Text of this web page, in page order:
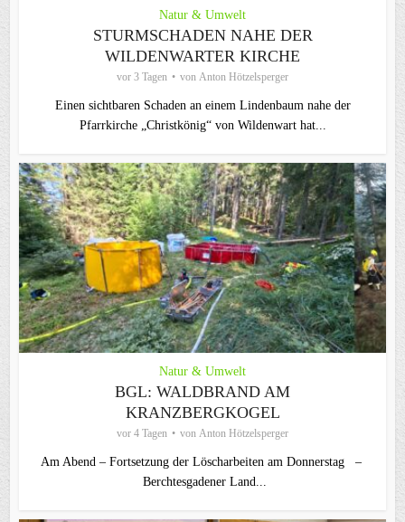
Natur & Umwelt
STURMSCHADEN NAHE DER
WILDENWARTER KIRCHE
vor 3 Tagen von Anton Hötzelsperger
Einen sichtbaren Schaden an einem Lindenbaum nahe der
Pfarrkirche „Christkönig“ von Wildenwart hat...
Natur & Umwelt
BGL: WALDBRAND AM
KRANZBERGKOGEL
vor 4 Tagen von Anton Hötzelsperger
Am Abend – Fortsetzung der Löscharbeiten am Donnerstag –
Berchtesgadener Land...